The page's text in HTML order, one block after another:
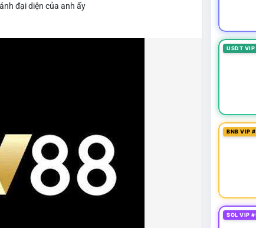
đại diện của anh ấy
USDT
BNB VIP
SOL VIP